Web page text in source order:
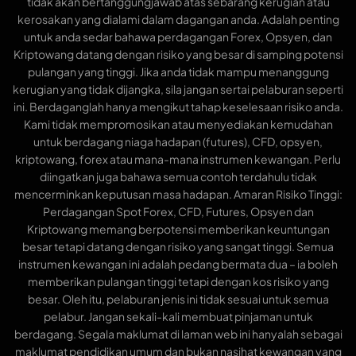
kerosakan yang dialami dalam dagangan anda. Adalah penting
untuk anda sedar bahawa perdagangan Forex, Opsyen, dan
Kriptowang datang dengan risiko yang besar di samping potensi
pulangan yang tinggi. Jika anda tidak mampu menanggung
kerugian yang tidak dijangka, sila jangan sertai pelaburan seperti
ini. Berdaganglah hanya mengikut tahap keselesaan risiko anda.
Kami tidak mempromosikan atau menyediakan kemudahan
untuk berdagang niaga hadapan (futures), CFD, opsyen,
kriptowang, forex atau mana-mana instrumen kewangan. Perlu
diingatkan juga bahawa semua contoh terdahulu tidak
mencerminkan keputusan masa hadapan. Amaran Risiko Tinggi:
Perdagangan Spot Forex, CFD, Futures, Opsyen dan
Kriptowang memang berpotensi memberikan keuntungan
besar tetapi datang dengan risiko yang sangat tinggi. Semua
instrumen kewangan ini adalah pedang bermata dua – ia boleh
memberikan pulangan tinggi tetapi dengan kos risiko yang
besar. Oleh itu, pelaburan jenis ini tidak sesuai untuk semua
pelabur. Jangan sekali-kali membuat pinjaman untuk
berdagang. Segala maklumat di laman web ini hanyalah sebagai
maklumat pendidikan umum dan bukan nasihat kewangan yang